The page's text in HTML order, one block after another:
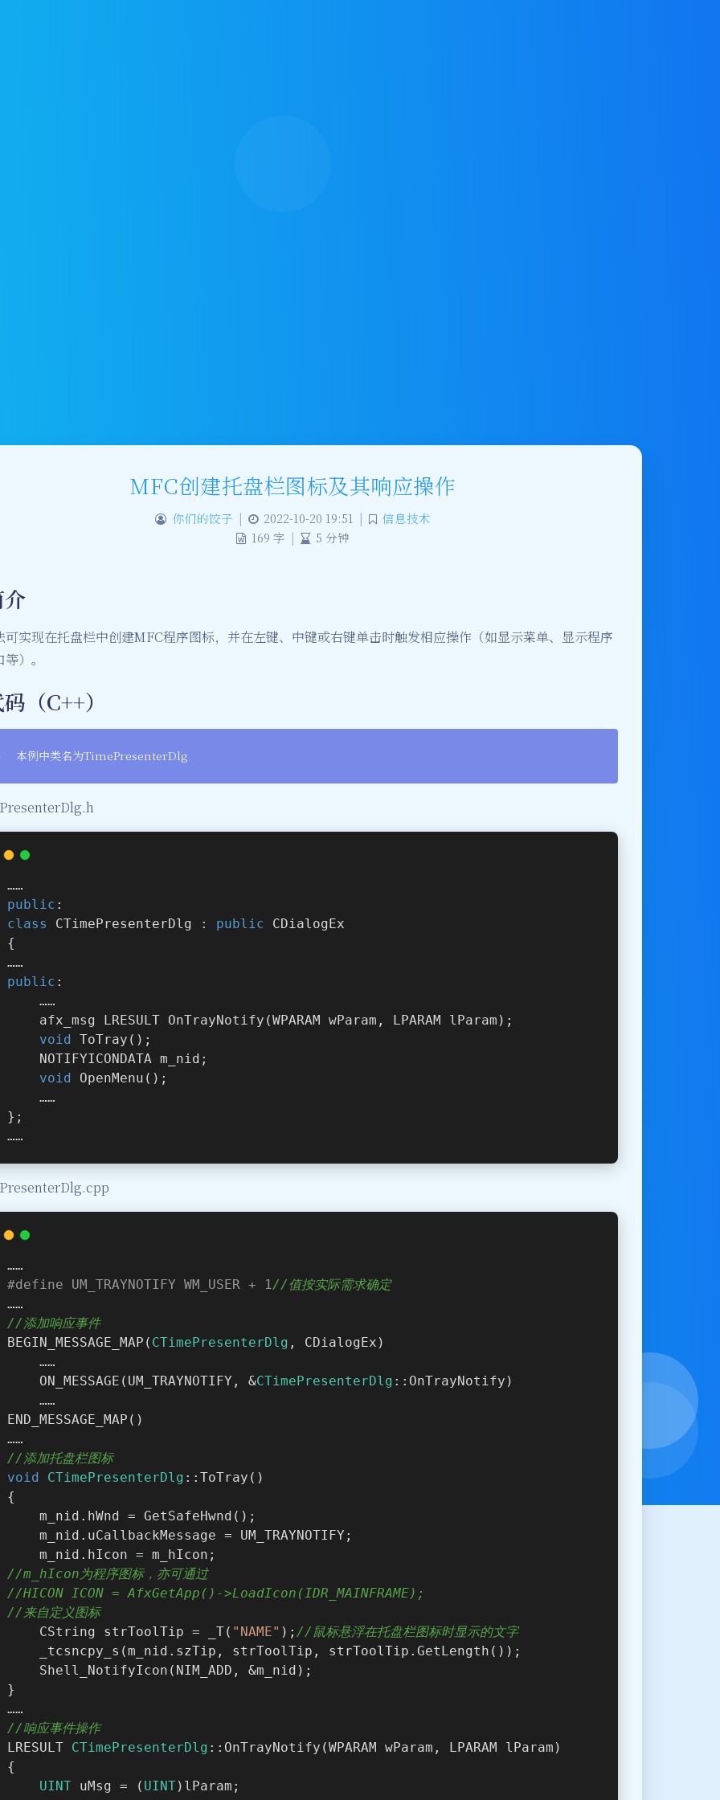
MFC创建托盘栏图标及其响应操作
你们的饺子 | 2022-10-20 19:51 |
信息技术
169 字 | 5 分钟
可实现在托盘栏中创建MFC程序图标，并在左键、中键或右键单击时触发相应操作（如显示菜单、显示程序
）。
（C++）
本例中类名为TimePresenterDlg
……
public :
class
CTimePresenterDlg : public CDialogEx
{
……
public :
	……
afx_msg LRESULT OnTrayNotify (WPARAM wParam, LPARAM lParam) ;
void ToTray () ;
	NOTIFYICONDATA m_nid;
void
OpenMenu () ;
	……
};
……
……
#define UM_TRAYNOTIFY WM_USER + 1 //值按实际需求确定
……
//添加响应事件
BEGIN_MESSAGE_MAP( CTimePresenterDlg , CDialogEx)
	……
	ON_MESSAGE(UM_TRAYNOTIFY, &
CTimePresenterDlg ::OnTrayNotify)
	……
END_MESSAGE_MAP()
……
//添加托盘栏图标
void
CTimePresenterDlg ::ToTray()
{
	m_nid.hWnd = GetSafeHwnd();
	m_nid.uCallbackMessage = UM_TRAYNOTIFY;
	m_nid.hIcon = m_hIcon;
//m_hIcon为程序图标，亦可通过
//HICON ICON = AfxGetApp()->LoadIcon(IDR_MAINFRAME);
//来自定义图标
	CString strToolTip = _T(
"NAME" ); //鼠标悬浮在托盘栏图标时显示的文字
	_tcsncpy_s(m_nid.szTip, strToolTip, strToolTip.GetLength());
	Shell_NotifyIcon(NIM_ADD, &m_nid);
}
……
//响应事件操作
LRESULT CTimePresenterDlg ::OnTrayNotify(WPARAM wParam, LPARAM lParam)
{
UINT uMsg = ( UINT)lParam;